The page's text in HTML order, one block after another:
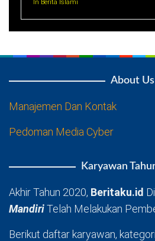
In Berita Islami
About Us
Manajemen Dan Kontak
Pedoman Media Cyber
Karyawan
Akhir Tahun 2020, Beritaku.id
MandiriTelah Melakukan
Berikut daftar karyawan,